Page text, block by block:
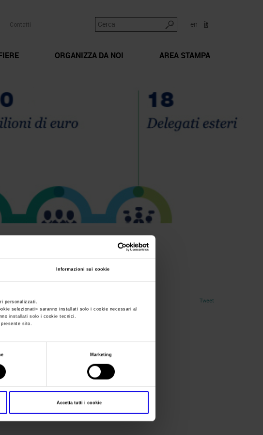
Informazioni sui cookie
personalizzati.
selezionati» saranno installati solo i cookie necessari al
installati solo i cookie tecnici.
sito.
Marketing
Accetta tutti i cookie
en it
Contatti
ORGANIZZA DA NOI AREA STAMPA
Tweet